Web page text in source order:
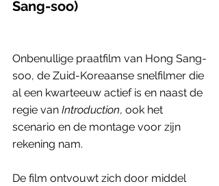
Sang-soo)
Onbenullige praatfilm van Hong Sang-
soo, de Zuid-Koreaanse snelfilmer die
al een kwarteeuw actief is en naast de
regie van Introduction, ook het
scenario en de montage voor zijn
rekening nam.
De film ontvouwt zich door middel